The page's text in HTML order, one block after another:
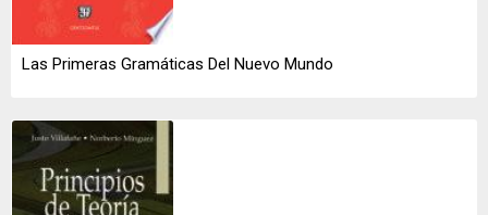
Las Primeras Gramáticas Del Nuevo Mundo